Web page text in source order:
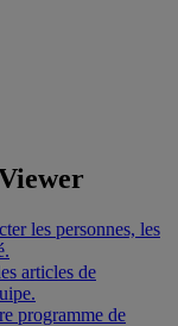
les personnes, les
articles de
programme de